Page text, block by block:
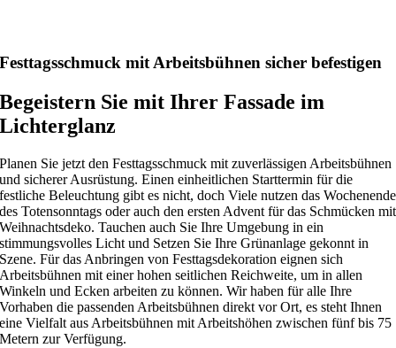
Festtagsschmuck mit Arbeitsbühnen sicher befestigen
Begeistern Sie mit Ihrer Fassade im
Lichterglanz
Planen Sie jetzt den Festtagsschmuck mit zuverlässigen Arbeitsbühnen
und sicherer Ausrüstung. Einen einheitlichen Starttermin für die
festliche Beleuchtung gibt es nicht, doch Viele nutzen das Wochenende
des Totensonntags oder auch den ersten Advent für das Schmücken mit
Weihnachtsdeko. Tauchen auch Sie Ihre Umgebung in ein
stimmungsvolles Licht und Setzen Sie Ihre Grünanlage gekonnt in
Szene. Für das Anbringen von Festtagsdekoration eignen sich
Arbeitsbühnen mit einer hohen seitlichen Reichweite, um in allen
Winkeln und Ecken arbeiten zu können. Wir haben für alle Ihre
Vorhaben die passenden Arbeitsbühnen direkt vor Ort, es steht Ihnen
eine Vielfalt aus Arbeitsbühnen mit Arbeitshöhen zwischen fünf bis 75
Metern zur Verfügung.